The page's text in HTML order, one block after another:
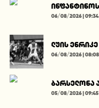
06/08/2026 | 09:34
ლუის
06/08/2026 | 08:08
ბარსელონა
05/08/2026 | 09:45